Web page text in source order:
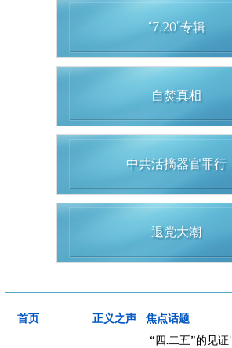
“7.20”专辑
自焚真相
中共活摘器官罪行
退党大潮
首页 正义之声
焦点话题
“四.二五”的见证'